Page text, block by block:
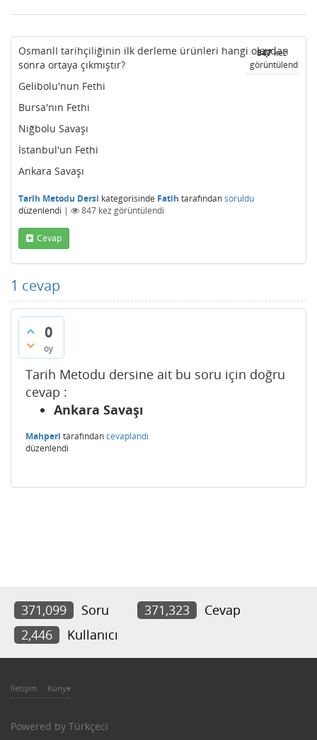
847kez
görüntülendi
OsmanlI tarihçiliğinin ilk derleme ürünleri hangi olaydan
sonra ortaya çıkmıştır?
Gelibolu'nun Fethi
Bursa'nın Fethi
Niğbolu Savaşı
İstanbul'un Fethi
Ankara Savaşı
Tarih Metodu Dersi kategorisinde Fatih tarafındansoruldu
düzenlendi | 847 kez görüntülendi
Cevap
1 cevap
0
oy
Tarih Metodu dersine ait bu soru için doğru
cevap :
Ankara Savaşı
Mahperi tarafındancevaplandı
düzenlendi
371,099 Soru 371,323
Cevap
2,446
Kullanıcı
İletişim Künye
Powered by Türkçeci